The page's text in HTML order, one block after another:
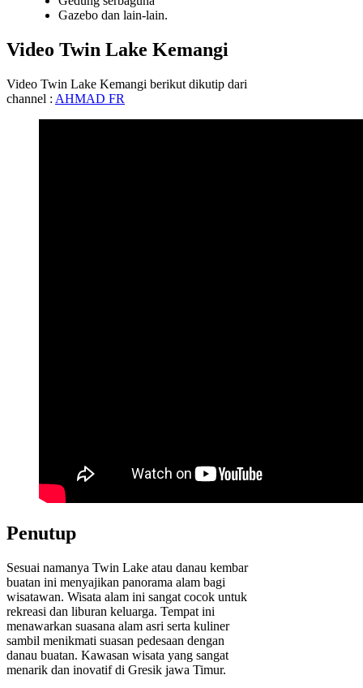
Gazebo dan lain-lain.
Video Twin Lake Kemangi
Video Twin Lake Kemangi berikut dikutip dari
channel : AHMAD FR
Penutup
Sesuai namanya Twin Lake atau danau kembar
buatan ini menyajikan panorama alam bagi
wisatawan. Wisata alam ini sangat cocok untuk
rekreasi dan liburan keluarga. Tempat ini
menawarkan suasana alam asri serta kuliner
sambil menikmati suasan pedesaan dengan
danau buatan. Kawasan wisata yang sangat
menarik dan inovatif di Gresik jawa Timur.